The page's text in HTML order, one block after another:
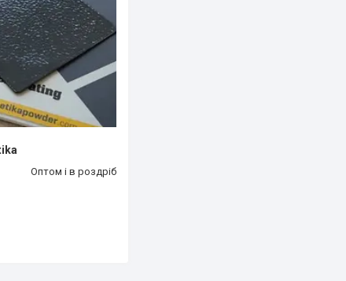
Оптом і в роздріб